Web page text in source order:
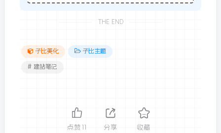
THE END
子比美化 子比主题
# 建站笔记
点赞 分享 收藏